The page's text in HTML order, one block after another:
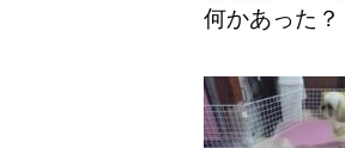
何かあった？